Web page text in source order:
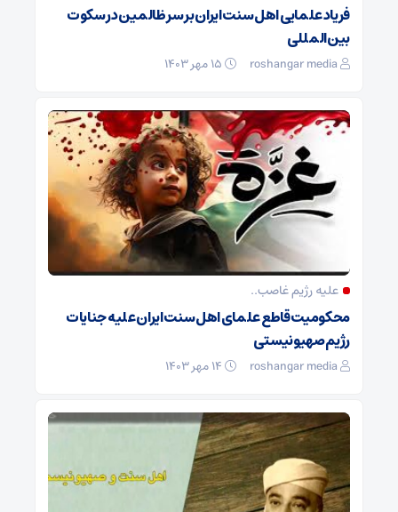
فریاد علمایی اهل سنت ایران بر سر ظالمین در سکوت
بین‌المللی
roshangar media
علیه رژیم غاصب..
محکومیت قاطع علمای اهل سنت ایران علیه جنایات
رژیم صهیونیستی
roshangar media